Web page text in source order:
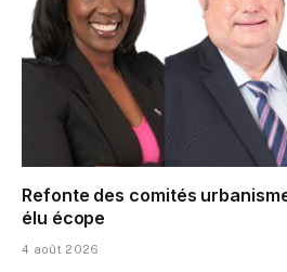
Refonte des comités
élu écope
4 août 2026